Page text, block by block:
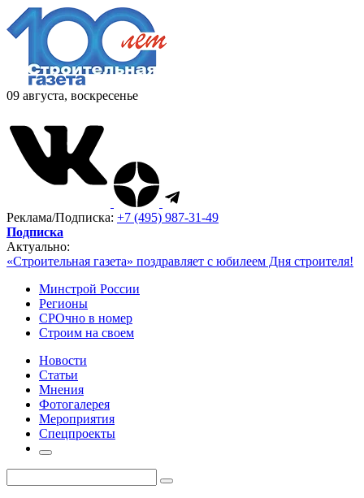
09 августа, воскресенье
Реклама/Подписка: +7 (495) 987-31-49
Подписка
Актуально:
«Строительная газета» поздравляет с юбилеем Дня строителя!
Минстрой России
Регионы
СРОчно в номер
Строим на своем
Новости
Статьи
Мнения
Фотогалерея
Мероприятия
Спецпроекты